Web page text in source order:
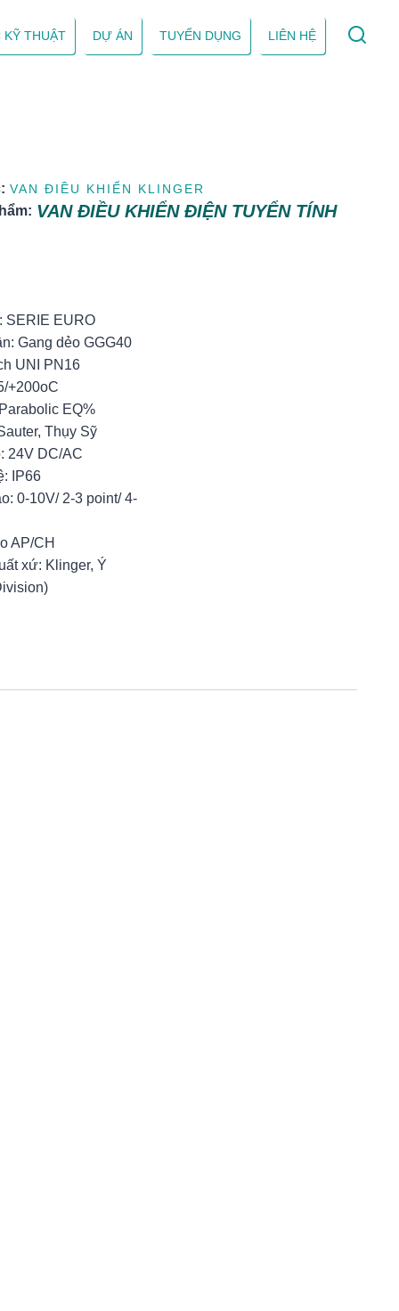
KỸ THUẬT DỰ ÁN TUYỂN DỤNG LIÊN HỆ
VAN ĐIỀU KHIỂN KLINGER
VAN ĐIỀU KHIỂN ĐIỆN TUYỂN TÍNH
SERIE EURO
Gang dẻo GGG40
UNI PN16
+200oC
EQ%
Thụy Sỹ
24V DC/AC
IP66
0-10V/ 2-3 point/ 4-
AP/CH
xứ: Klinger, Ý